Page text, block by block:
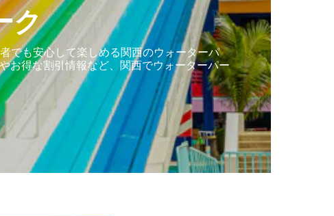
ク
でも安心して楽しめる関西のウォーターパ
お得な割引情報など、関西でウォーターパー